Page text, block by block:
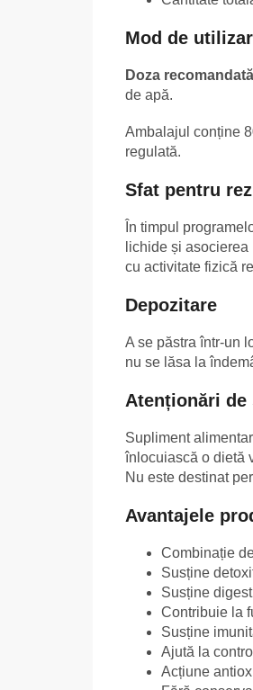
Mod de
Doza
de apă.
Ambalajul conține
regulată.
Sfat pentru
În timpul
lichide și
cu activitate fizică
Depozitare
A se păstra într-un
nu se lăsa la
Atenționări de
Supliment
înlocuiască o dietă
Nu este destinat
Avantajele
Combinație
Susține
Susține
Contribuie la
Susține
Ajută la
Acțiune